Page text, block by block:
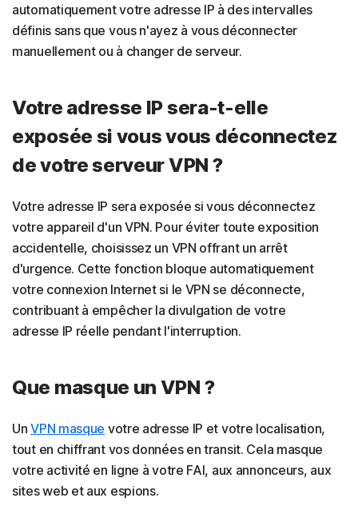
automatiquement votre adresse IP à des intervalles
définis sans que vous n'ayez à vous déconnecter
manuellement ou à changer de serveur.
Votre adresse IP sera-t-elle
exposée si vous vous déconnectez
de votre serveur VPN ?
Votre adresse IP sera exposée si vous déconnectez
votre appareil d'un VPN. Pour éviter toute exposition
accidentelle, choisissez un VPN offrant un arrêt
d'urgence. Cette fonction bloque automatiquement
votre connexion Internet si le VPN se déconnecte,
contribuant à empêcher la divulgation de votre
adresse IP réelle pendant l'interruption.
Que masque un VPN ?
UnVPN masque votre adresse IP et votre localisation,
tout en chiffrant vos données en transit. Cela masque
votre activité en ligne à votre FAI, aux annonceurs, aux
sites web et aux espions.